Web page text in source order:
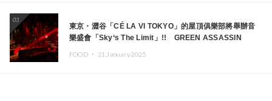
03
東京・澀谷「CÉ LA VI TOKYO」的屋頂俱樂部將舉辦音
樂盛會「Sky‘s The Limit」!! GREEN ASSASSIN
FOOD ・ 21.January.2025